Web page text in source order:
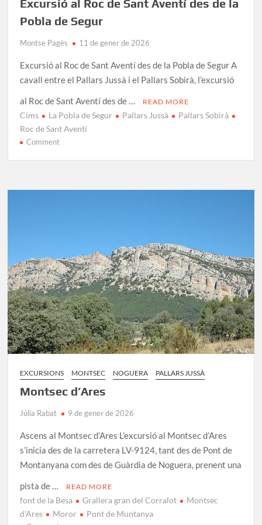
Excursió al Roc de Sant Aventí des de la
Pobla de Segur
Montse Pagès 11 de gener de 2026
Excursió al Roc de Sant Aventí des de la Pobla de Segur A
cavall entre el Pallars Jussà i el Pallars Sobirà, l’excursió
al Roc de Sant Aventí des de …
READ MORE
Cims La Pobla de Segur Pallars Jussà
Pallars Sobirà
Roc de Sant Aventí
Commenton
de
la
Pobla
de
Segur
EXCURSIONS MONTSEC NOGUERA PALLARS JUSSÀ
Montsec d’Ares
Júlia Rabat 9 de gener de 2026
Ascens al Montsec d’Ares L’excursió al Montsec d’Ares
s’inicia des de la carretera LV-9124, tant des de Pont de
Montanyana com des de Guàrdia de Noguera, prenent una
pista de …
READ MORE
font de la Besa Grallera gran del Corralot
Montsec
d'Ares
Moror Pont de Muntanya